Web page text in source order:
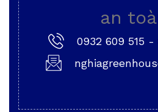
an
0932 609 515 -